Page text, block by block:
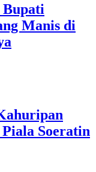
Manis di
Soeratin